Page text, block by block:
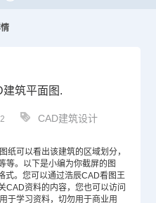
筑平面图.
CAD建筑设计
纸可以看出该建筑的区域划分，
等。以下是小编为你截屏的图
式。您可以通过浩辰CAD看图王
CAD资料的内容，您也可以访问
于学习资料，切勿用于商业用